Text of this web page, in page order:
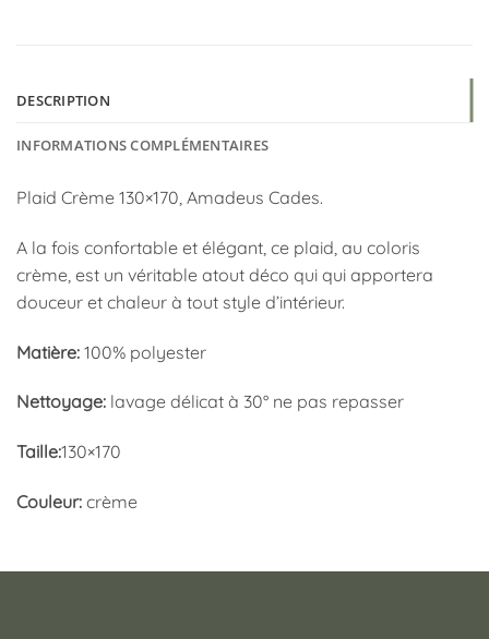
DESCRIPTION
INFORMATIONS COMPLÉMENTAIRES
Plaid Crème 130×170, Amadeus Cades.
A la fois confortable et élégant, ce plaid, au coloris
crème, est un véritable atout déco qui qui apportera
douceur et chaleur à tout style d’intérieur.
Matière: 100% polyester
Nettoyage: lavage délicat à 30° ne pas repasser
Taille:130×170
Couleur: crème